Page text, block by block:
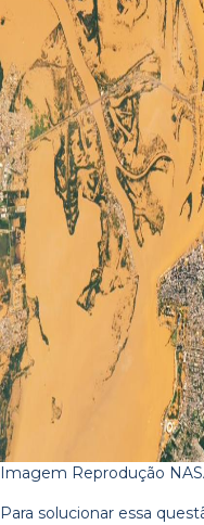
Imagem Reprodução
Para solucionar essa